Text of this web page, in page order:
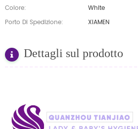
Colore:
White
Porto Di Spedizione:
XIAMEN
Dettagli sul prodotto